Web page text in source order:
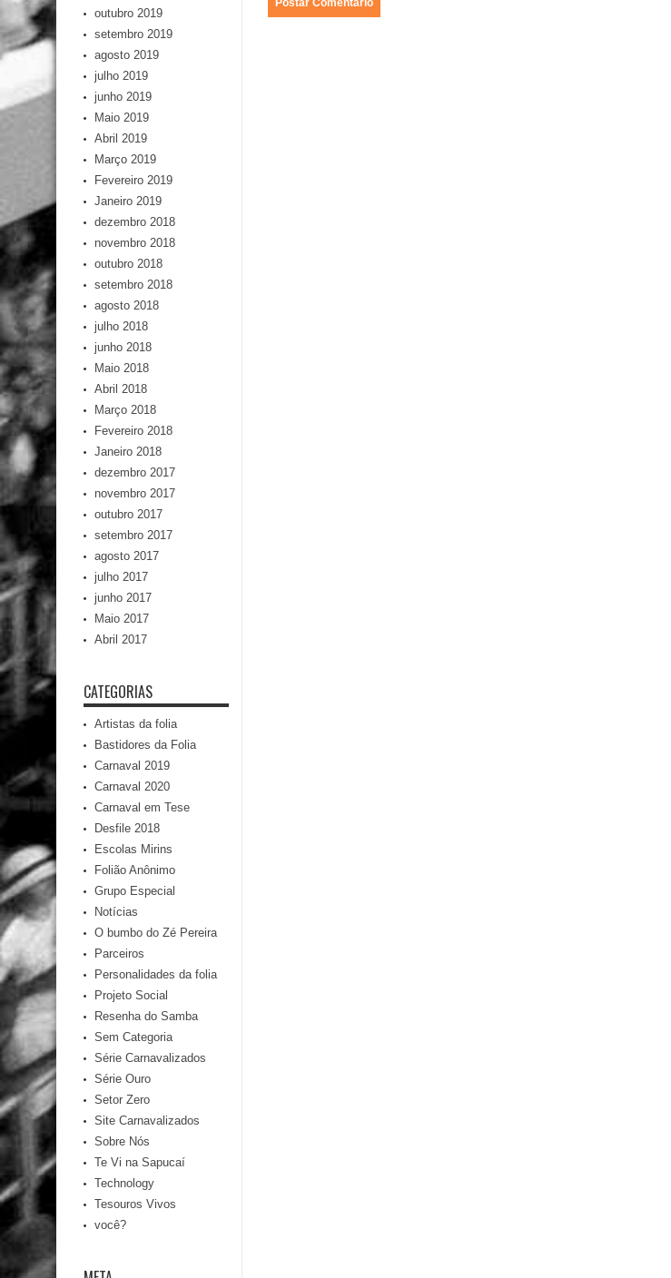
outubro 2019
setembro 2019
agosto 2019
julho 2019
junho 2019
Maio 2019
Abril 2019
Março 2019
Fevereiro 2019
Janeiro 2019
dezembro 2018
novembro 2018
outubro 2018
setembro 2018
agosto 2018
julho 2018
junho 2018
Maio 2018
Abril 2018
Março 2018
Fevereiro 2018
Janeiro 2018
dezembro 2017
novembro 2017
outubro 2017
setembro 2017
agosto 2017
julho 2017
junho 2017
Maio 2017
Abril 2017
CATEGORIAS
Artistas da folia
Bastidores da Folia
Carnaval 2019
Carnaval 2020
Carnaval em Tese
Desfile 2018
Escolas Mirins
Folião Anônimo
Grupo Especial
Notícias
O bumbo do Zé Pereira
Parceiros
Personalidades da folia
Projeto Social
Resenha do Samba
Sem Categoria
Série Carnavalizados
Série Ouro
Setor Zero
Site Carnavalizados
Sobre Nós
Te Vi na Sapucaí
Technology
Tesouros Vivos
você?